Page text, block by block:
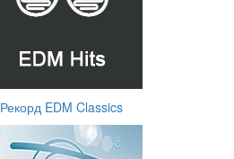
Рекорд EDM Classics